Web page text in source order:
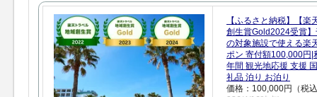
【ふるさと納税】【楽
創生賞Gold2024受賞
の対象施設で使える楽
ポン 寄付額100,000円|
年間 観光地応援 支援
礼品 泊り お泊り
価格：100,000円（税